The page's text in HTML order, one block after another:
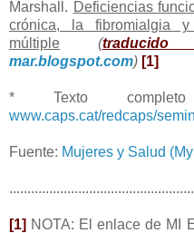
Marshall. Deficiencias
crónica, la fibromialgia
múltiple
(
mar.blogspot.com) [1]
* Texto
www.caps.cat/redcaps/
Fuente: Mujeres y Salud
...................................................
[1] NOTA: El enlace de MI